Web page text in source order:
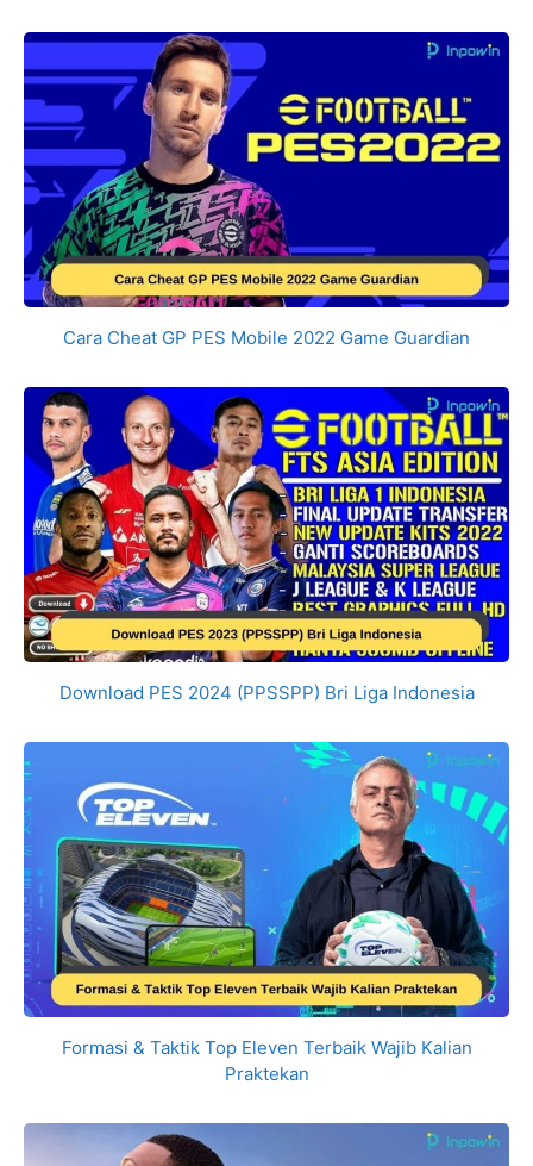
Cara Cheat GP PES Mobile 2022 Game Guardian
Download PES 2024 (PPSSPP) Bri Liga Indonesia
Formasi & Taktik Top Eleven Terbaik Wajib Kalian
Praktekan